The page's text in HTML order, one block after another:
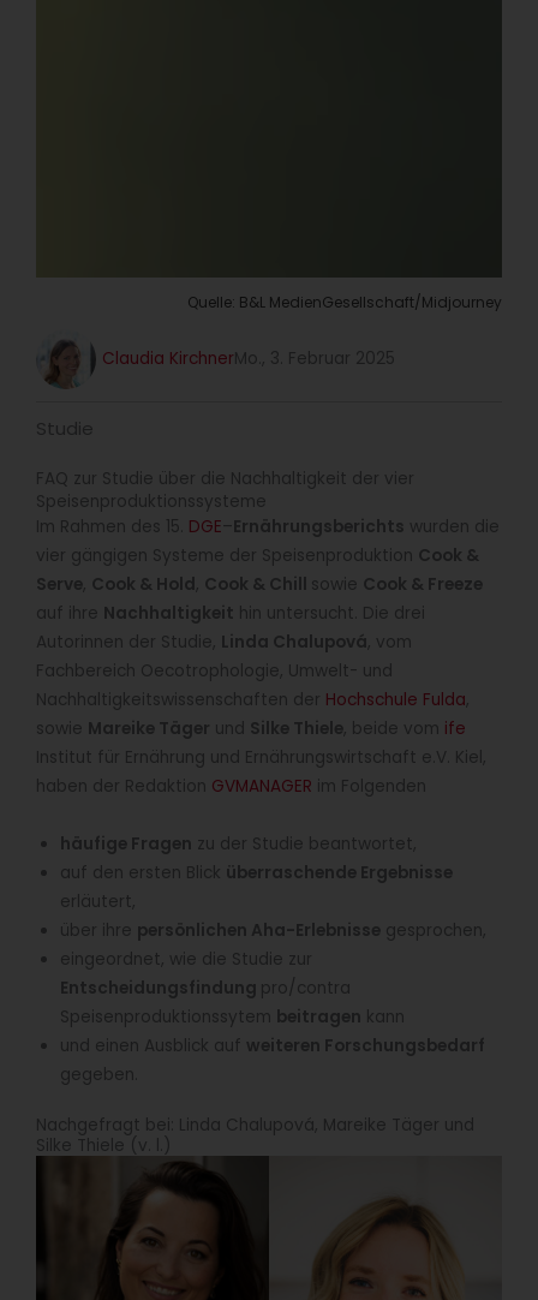
Quelle: B&L MedienGesellschaft/Midjourney
Claudia KirchnerMo., 3. Februar 2025
Studie
FAQ zur Studie über die Nachhaltigkeit der vier
Speisenproduktionssysteme
Im Rahmen des 15. DGE–Ernährungsberichts wurden die
vier gängigen Systeme der Speisenproduktion Cook &
Serve, Cook & Hold, Cook & Chill sowie Cook & Freeze
auf ihre Nachhaltigkeit hin untersucht. Die drei
Autorinnen der Studie, Linda Chalupová, vom
Fachbereich Oecotrophologie, Umwelt- und
Nachhaltigkeitswissenschaften der Hochschule Fulda,
sowie Mareike Täger und Silke Thiele, beide vom ife
Institut für Ernährung und Ernährungswirtschaft e.V. Kiel,
haben der Redaktion GVMANAGER im Folgenden
häufige Fragen zu der Studie beantwortet,
auf den ersten Blick überraschende Ergebnisse
erläutert,
über ihre persönlichen Aha-Erlebnisse gesprochen,
eingeordnet, wie die Studie zur
Entscheidungsfindung pro/contra
Speisenproduktionssytem beitragen kann
und einen Ausblick auf weiteren Forschungsbedarf
gegeben.
Nachgefragt bei: Linda Chalupová, Mareike Täger und
Silke Thiele (v. l.)